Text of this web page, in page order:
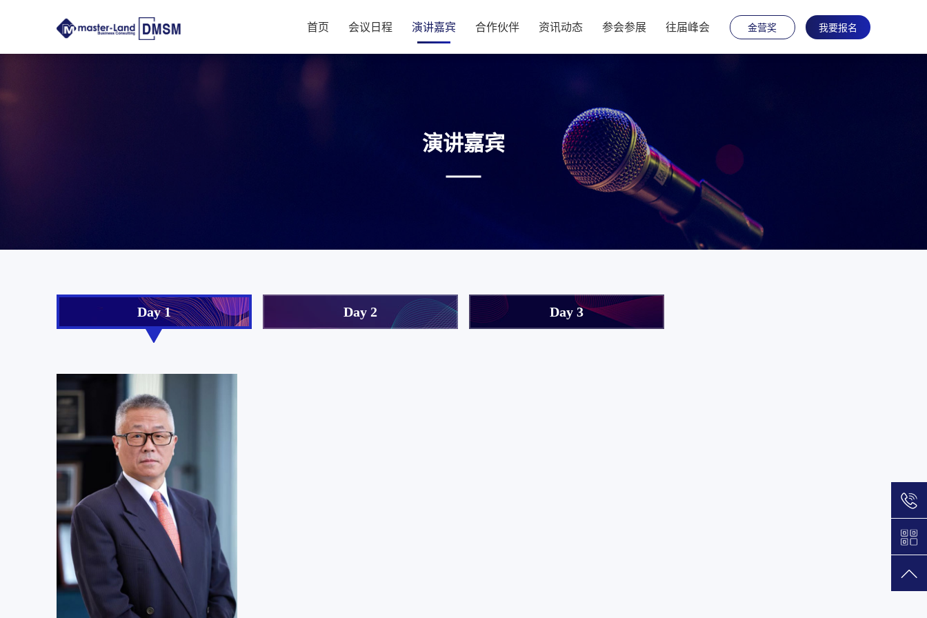
首页 会议日程 演讲嘉宾 合作伙伴 资讯动态 参会参展 往届峰会 金营奖 我要报名
演讲嘉宾
Day 1 Day 2 Day 3